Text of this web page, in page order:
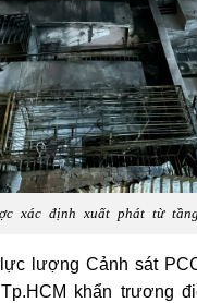
xác định xuất phát từ
lượng Cảnh sát
khẩn trương